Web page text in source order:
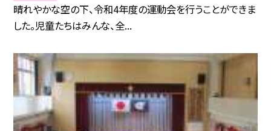
晴れやかな空の下、令和4年度の運動会を行うことができま
した。児童たちはみんな、全...